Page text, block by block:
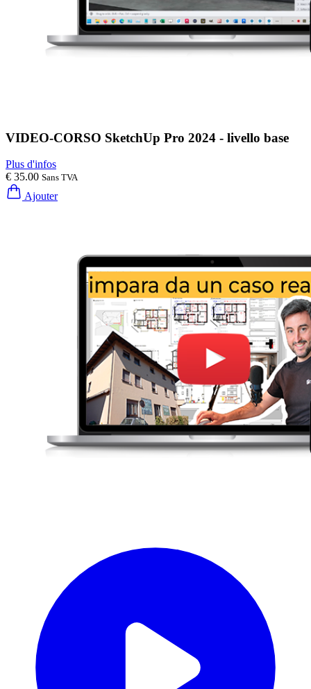
VIDEO-CORSO SketchUp Pro 2024 - livello base
Plus d'infos
€ 35.00 Sans TVA
Ajouter